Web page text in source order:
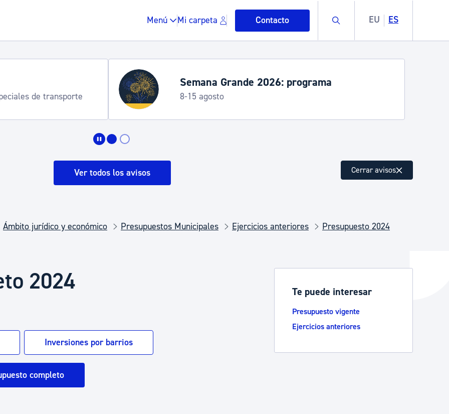
Menú Mi carpeta Contacto Buscar EU ES
Espacio público, residuos y medioambiente
Euskera
de transporte
Semana Grande 2026: programa
8-15 agosto
Ver todos los avisos Cerrar avisos
Ámbito jurídico y económico Presupuestos Municipales Ejercicios anteriores
Presupuesto 2024
2024
Inversiones por barrios
completo
Te puede interesar
Presupuesto vigente
Ejercicios anteriores